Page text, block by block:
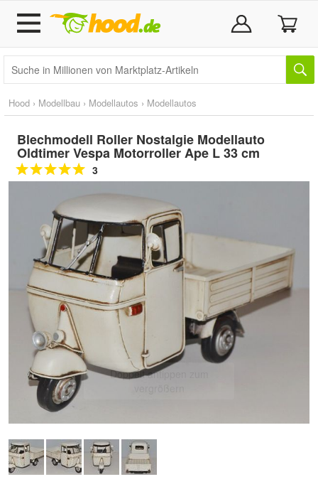
Hood › Modellbau › Modellautos › Modellautos
Blechmodell Roller Nostalgie Modellauto
Oldtimer Vespa Motorroller Ape L 33 cm
3
Doppelt antippen zum